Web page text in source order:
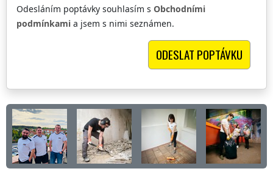
Odesláním poptávky souhlasím s Obchodními
podmínkami a jsem s nimi seznámen.